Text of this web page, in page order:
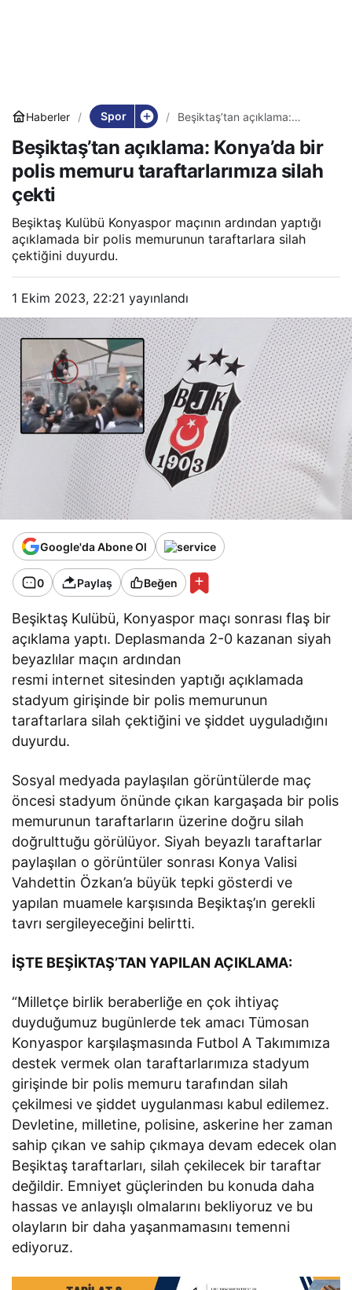
Haberler Spor
Beşiktaş’tan açıklama:
taraftarlarımıza silah çekti
Beşiktaş’tan açıklama: Konya’da bir
polis memuru taraftarlarımıza silah
çekti
Beşiktaş Kulübü Konyaspor maçının ardından yaptığı
açıklamada bir polis memurunun taraftarlara silah
çektiğini duyurdu.
1 Ekim 2023, 22:21 yayınlandı
Google'da Abone Ol
0 Paylaş Beğen
Beşiktaş Kulübü, Konyaspor maçı sonrası flaş bir
açıklama yaptı. Deplasmanda 2-0 kazanan siyah
beyazlılar maçın ardından
resmi internet sitesinden yaptığı açıklamada
stadyum girişinde bir polis memurunun
taraftarlara silah çektiğini ve şiddet uyguladığını
duyurdu.
Sosyal medyada paylaşılan görüntülerde maç
öncesi stadyum önünde çıkan kargaşada bir polis
memurunun taraftarların üzerine doğru silah
doğrulttuğu görülüyor. Siyah beyazlı taraftarlar
paylaşılan o görüntüler sonrası Konya Valisi
Vahdettin Özkan’a büyük tepki gösterdi ve
yapılan muamele karşısında Beşiktaş’ın gerekli
tavrı sergileyeceğini belirtti.
İŞTE BEŞİKTAŞ’TAN YAPILAN AÇIKLAMA:
“Milletçe birlik beraberliğe en çok ihtiyaç
duyduğumuz bugünlerde tek amacı Tümosan
Konyaspor karşılaşmasında Futbol A Takımımıza
destek vermek olan taraftarlarımıza stadyum
girişinde bir polis memuru tarafından silah
çekilmesi ve şiddet uygulanması kabul edilemez.
Devletine, milletine, polisine, askerine her zaman
sahip çıkan ve sahip çıkmaya devam edecek olan
Beşiktaş taraftarları, silah çekilecek bir taraftar
değildir. Emniyet güçlerinden bu konuda daha
hassas ve anlayışlı olmalarını bekliyoruz ve bu
olayların bir daha yaşanmamasını temenni
ediyoruz.